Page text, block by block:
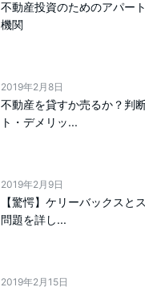
不動産投資のためのアパー
機関
2019年2月8日
不動産を貸すか売るか？判
ト・デメリッ...
2019年2月9日
【驚愕】ケリーバックスと
問題を詳し...
2019年2月15日